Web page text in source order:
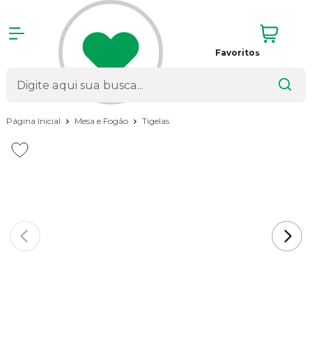
Favoritos
Página Inicial Mesa e Fogão Tigelas